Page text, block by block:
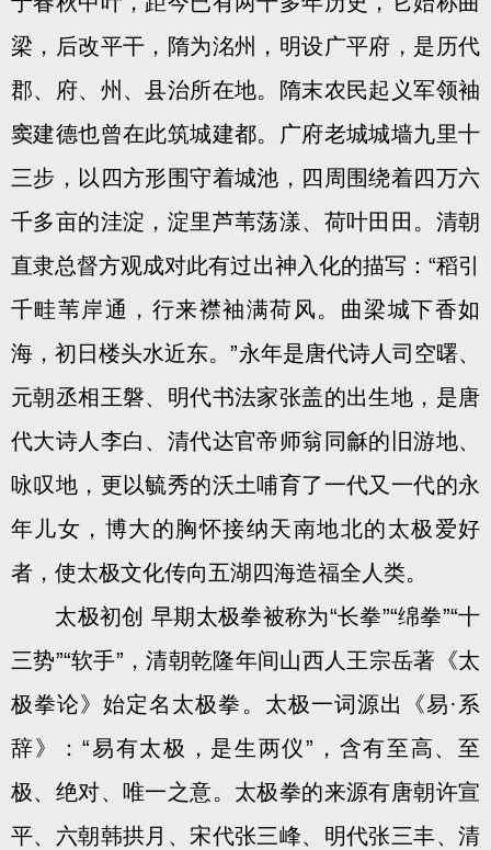
梁，后改平干，隋为洺州，明设广平府，是历代
郡、府、州、县治所在地。隋末农民起义军领袖
窦建德也曾在此筑城建都。广府老城城墙九里十
三步，以四方形围守着城池，四周围绕着四万六
千多亩的洼淀，淀里芦苇荡漾、荷叶田田。清朝
直隶总督方观成对此有过出神入化的描写：“稻引
千畦苇岸通，行来襟袖满荷风。曲梁城下香如
海，初日楼头水近东。”永年是唐代诗人司空曙、
元朝丞相王磐、明代书法家张盖的出生地，是唐
代大诗人李白、清代达官帝师翁同龢的旧游地、
咏叹地，更以毓秀的沃土哺育了一代又一代的永
年儿女，博大的胸怀接纳天南地北的太极爱好
者，使太极文化传向五湖四海造福全人类。
太极初创 早期太极拳被称为“长拳”“绵拳”“十
三势”“软手”，清朝乾隆年间山西人王宗岳著《太
极拳论》始定名太极拳。太极一词源出《易·系
辞》：“易有太极，是生两仪”，含有至高、至
极、绝对、唯一之意。太极拳的来源有唐朝许宣
平、六朝韩拱月、宋代张三峰、明代张三丰、清